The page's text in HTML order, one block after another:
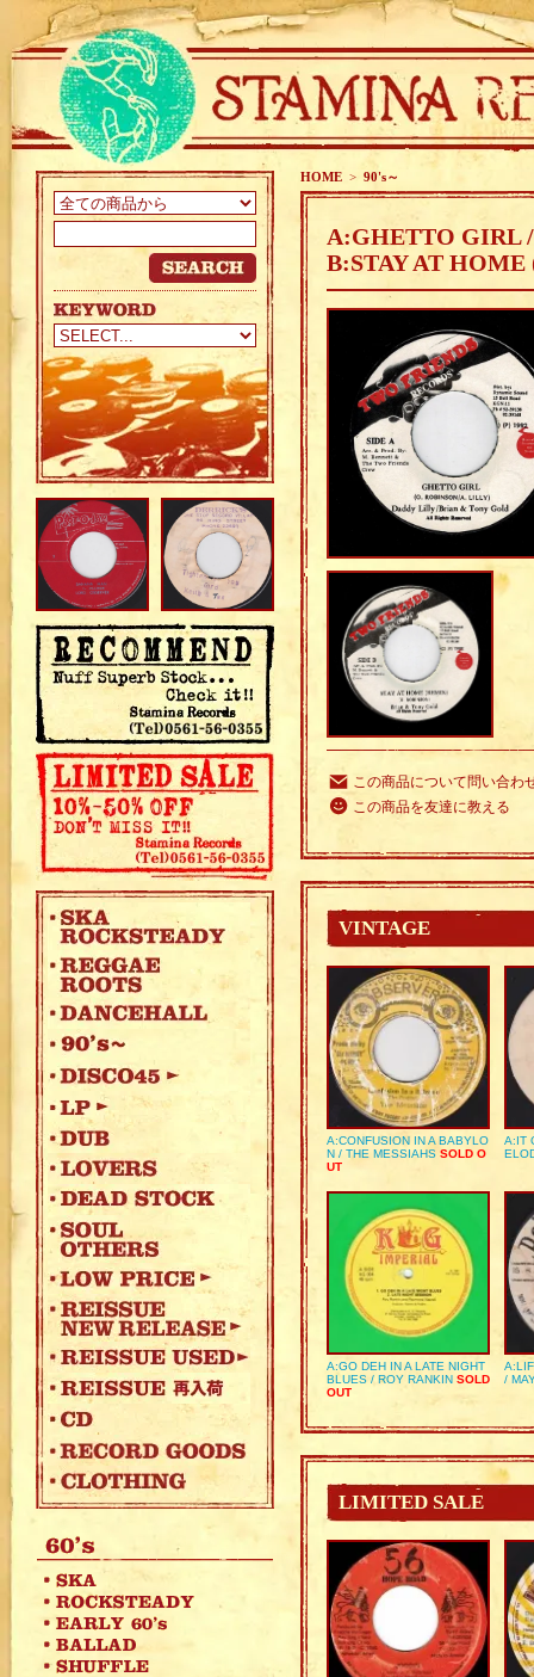
HOME > 90's～
A:GHETTO GIRL
B:STAY AT
この商品について問い合わ
この商品を友達に教える
VINTAGE
A:CONFUSION IN A BABYLO
N / THE MESSIAHS SOLD O
UT
A:IT
A:GO DEH IN A LATE NIGHT
BLUES / ROY RANKIN SOLD
OUT
/
LIMITED SALE